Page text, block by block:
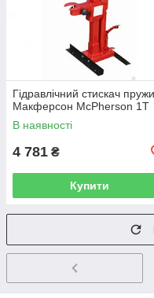
Гідравлічний стискач
Макферсон McPherson 1T
В наявності
4 781 ₴
Купити